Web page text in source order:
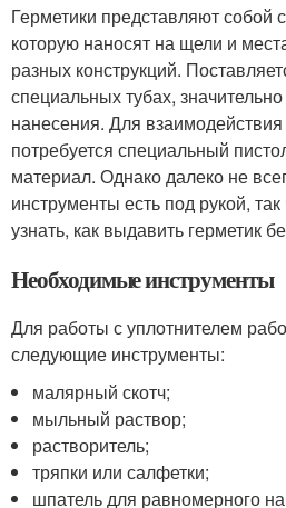
Герметики представляют собой
которую наносят на щели и
разных конструкций.
специальных тубах,
нанесения. Для
потребуется специальный
материал. Однако далеко не
инструменты есть под рукой,
узнать, как выдавить герметик
Необходимые инструменты
Для работы с уплотнителем
следующие инструменты:
малярный скотч;
мыльный раствор;
растворитель;
тряпки или салфетки;
шпатель для равномерного